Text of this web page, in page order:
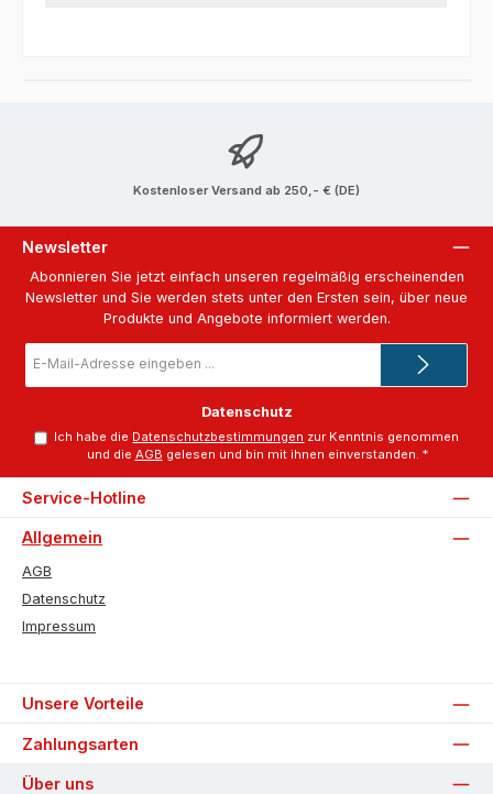
Kostenloser Versand ab 250,- € (DE)
Newsletter
Abonnieren Sie jetzt einfach unseren regelmäßig erscheinenden
Newsletter und Sie werden stets unter den Ersten sein, über neue
Produkte und Angebote informiert werden.
Mail-
Datenschutz
Ich habe die Datenschutzbestimmungen zur Kenntnis genommen
und die AGB gelesen und bin mit ihnen einverstanden. *
Service-Hotline
Allgemein
AGB
Datenschutz
Impressum
Unsere Vorteile
Zahlungsarten
Über uns